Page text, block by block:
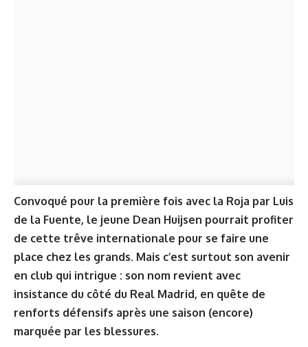
Convoqué pour la première fois avec la Roja par Luis
de la Fuente, le jeune Dean Huijsen pourrait profiter
de cette trêve internationale pour se faire une
place chez les grands. Mais c’est surtout son avenir
en club qui intrigue : son nom revient avec
insistance du côté du Real Madrid, en quête de
renforts défensifs après une saison (encore)
marquée par les blessures.